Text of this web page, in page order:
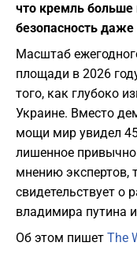
что кремль больше
безопасность
Масштаб
площади в 2026
того, как глубоко
Украине. Вместо
мощи мир увидел
лишенное
мнению экспертов,
свидетельствует о
владимира путина
Об этом пишет The